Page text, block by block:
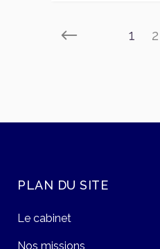
1 2
PLAN DU SITE
Le cabinet
Nos missions